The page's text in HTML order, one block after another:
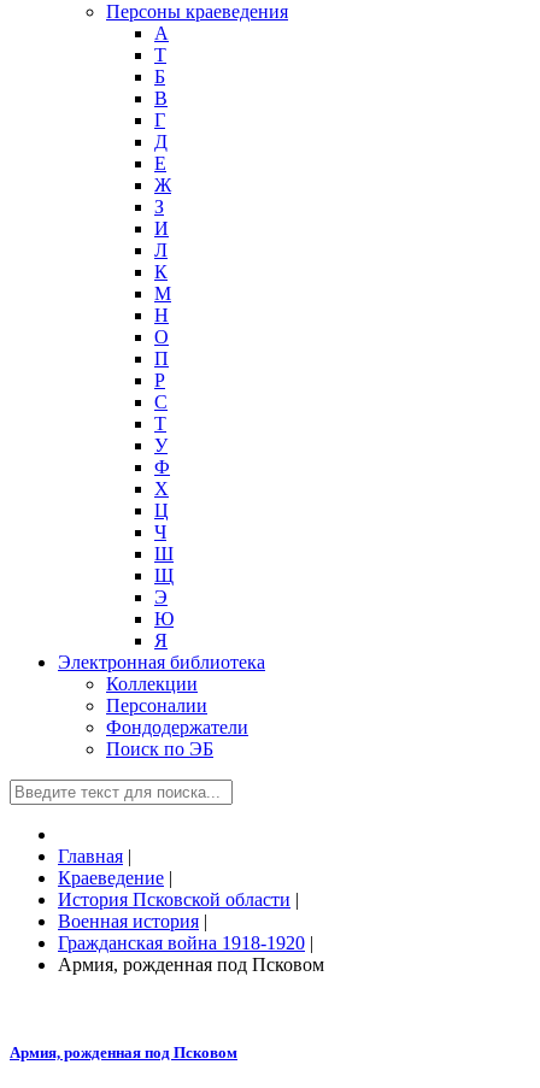
Персоны краеведения
А
T
Б
В
Г
Д
Е
Ж
З
И
Л
К
М
Н
О
П
Р
С
Т
У
Ф
Х
Ц
Ч
Ш
Щ
Э
Ю
Я
Электронная библиотека
Коллекции
Персоналии
Фондодержатели
Поиск по ЭБ
Главная |
Краеведение |
История Псковской области |
Военная история |
Гражданская война 1918-1920 |
Армия, рожденная под Псковом
Армия, рожденная под Псковом